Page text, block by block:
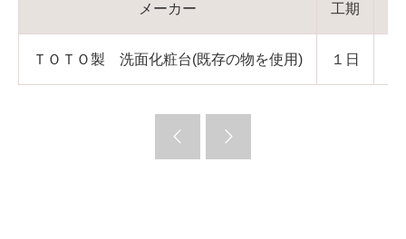
メーカー 工期
ＴＯＴＯ製 洗面化粧台(既存の物を使用) １日